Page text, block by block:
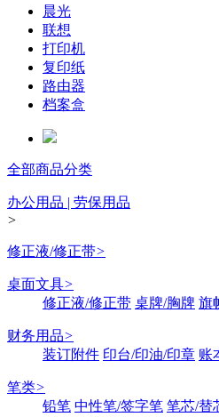
晨光
联想
打印机
复印纸
路由器
档案盒
全部商品分类
办公用品 | 劳保用品
>
修正液/修正带>
桌面文具>
修正液/修正带 桌牌/胸牌 旗
财务用品>
装订附件 印台/印油/印章 账
笔类>
铅笔 中性笔/签字笔 笔芯/替